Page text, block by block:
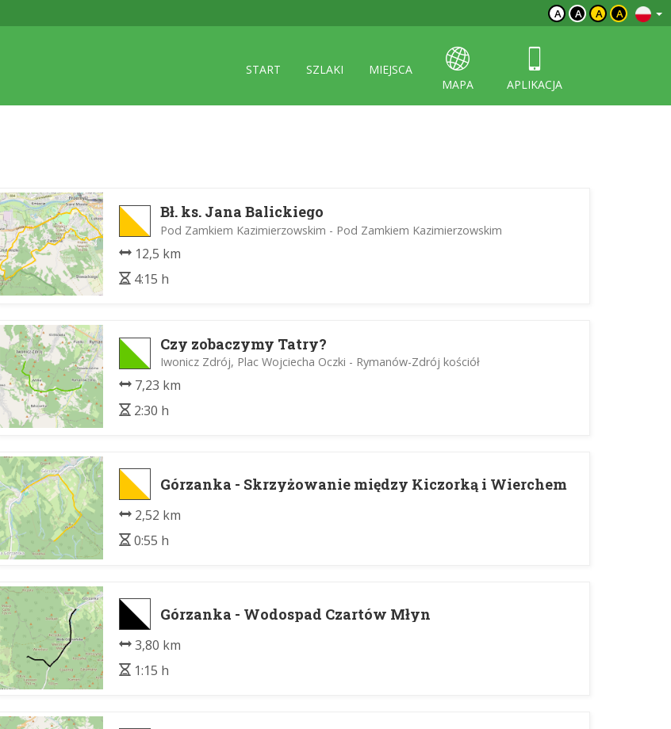
A A A A
START SZLAKI
MIEJSCA
MAPA
APLIKACJA
Bł. ks. Jana Balickiego
Pod Zamkiem Kazimierzowskim - Pod Zamkiem Kazimierzowskim
12,5 km
4:15 h
Czy zobaczymy Tatry?
Iwonicz Zdrój, Plac Wojciecha Oczki - Rymanów-Zdrój kościół
7,23 km
2:30 h
Górzanka - Skrzyżowanie między Kiczorką i Wierchem
2,52 km
0:55 h
Górzanka - Wodospad Czartów Młyn
3,80 km
1:15 h